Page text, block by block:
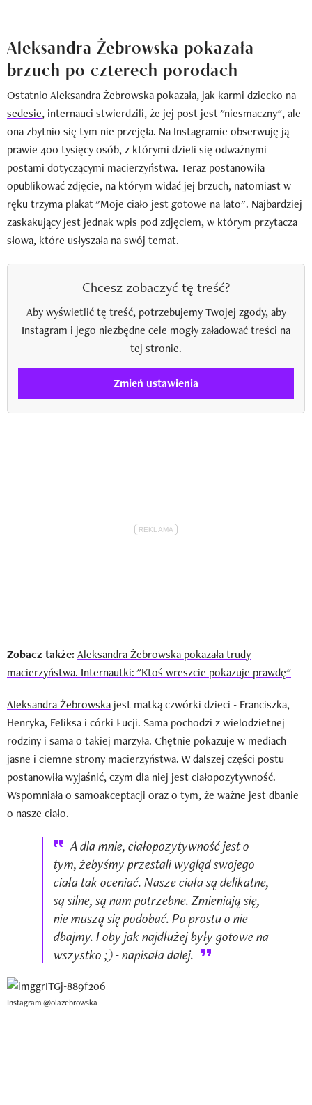
Aleksandra Żebrowska pokazała
brzuch po czterech porodach
OstatnioAleksandra Żebrowska pokazała, jak karmi dziecko na
sedesie, internauci stwierdzili, że jej post jest "niesmaczny", ale
ona zbytnio się tym nie przejęła. Na Instagramie obserwuję ją
prawie 400 tysięcy osób, z którymi dzieli się odważnymi
postami dotyczącymi macierzyństwa. Teraz postanowiła
opublikować zdjęcie, na którym widać jej brzuch, natomiast w
ręku trzyma plakat "Moje ciało jest gotowe na lato". Najbardziej
zaskakujący jest jednak wpis pod zdjęciem, w którym przytacza
słowa, które usłyszała na swój temat.
Chcesz zobaczyć tę treść?
Aby wyświetlić tę treść, potrzebujemy Twojej zgody, aby
Instagram i jego niezbędne cele mogły załadować treści na
tej stronie.
Zmień ustawienia
Zobacz także: Aleksandra Żebrowska pokazała trudy
macierzyństwa. Internautki: "Ktoś wreszcie pokazuje prawdę"
Aleksandra Żebrowska jest matką czwórki dzieci - Franciszka,
Henryka, Feliksa i córki Łucji. Sama pochodzi z wielodzietnej
rodziny i sama o takiej marzyła. Chętnie pokazuje w mediach
jasne i ciemne strony macierzyństwa. W dalszej części postu
postanowiła wyjaśnić, czym dla niej jest ciałopozytywność.
Wspomniała o samoakceptacji oraz o tym, że ważne jest dbanie
o nasze ciało.
A dla mnie, ciałopozytywność jest o
tym, żebyśmy przestali wygląd swojego
ciała tak oceniać. Nasze ciała są delikatne,
są silne, są nam potrzebne. Zmieniają się,
nie muszą się podobać. Po prostu o nie
dbajmy. I oby jak najdłużej były gotowe na
wszystko ;) - napisała dalej.
Instagram @olazebrowska